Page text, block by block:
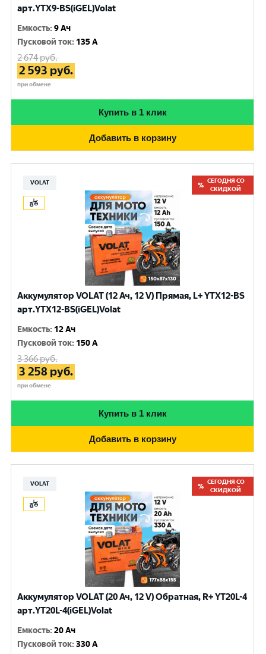
арт.YTX9-BS(iGEL)Volat
Емкость:9 Ач
Пусковой ток: 135 A
2 674руб.
2 593 руб.
при обмене
Купить в 1 клик
Добавить в корзину
VOLAT
СЕГОДНЯ СО
СКИДКОЙ
Аккумулятор VOLAT (12 Ач, 12 V) Прямая, L+ YTX12-BS
арт.YTX12-BS(iGEL)Volat
Емкость: 12 Ач
Пусковой ток: 150 A
3 366руб.
3 258 руб.
при обмене
Купить в 1 клик
Добавить в корзину
VOLAT
СЕГОДНЯ СО
СКИДКОЙ
Аккумулятор VOLAT (20 Ач, 12 V) Обратная, R+ YT20L-4
арт.YT20L-4(iGEL)Volat
Емкость:20 Ач
Пусковой ток:330 A